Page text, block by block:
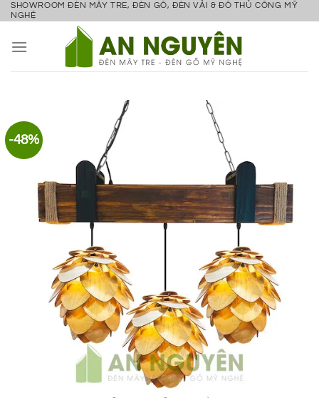
Bỏ
nội
SHOWROOM ĐÈN MÂY TRE, ĐÈN GỖ, ĐÈN VẢI & ĐỒ THỦ CÔNG MỸ
NGHỆ
-48%